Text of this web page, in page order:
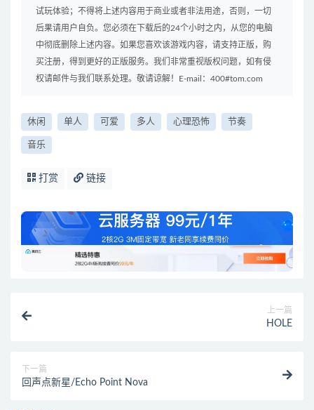
试玩体验；不得将上述内容用于商业或者非法用途，否则，一切
后果请用户自负。您必须在下载后的24个小时之内，从您的电脑
中彻底删除上述内容。如果您喜欢该游戏内容，请支持正版，购
买注册，得到更好的正版服务。我们非常重视版权问题，如有侵
权请邮件与我们联系处理。敬请谅解！E-mail：400#tom.com
休闲 单人 可爱 多人 心理恐怖 节奏
音乐
打赏 链接
上一篇
HOLE
下一篇
回声点新星/Echo Point Nova